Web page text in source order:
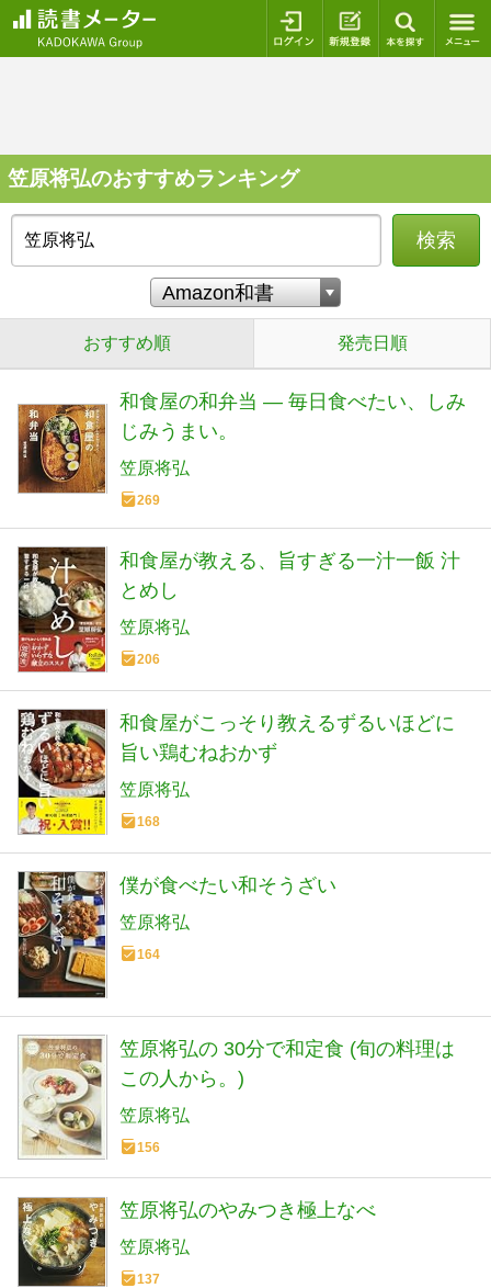
ログイン 新規登録
笠原将弘のおすすめランキング
検索
おすすめ順 発売日順
和食屋の和弁当 ― 毎日食べたい、しみ
じみうまい。
笠原将弘
269
和食屋が教える、旨すぎる一汁一飯 汁
とめし
笠原将弘
206
和食屋がこっそり教えるずるいほどに
旨い鶏むねおかず
笠原将弘
168
僕が食べたい和そうざい
笠原将弘
164
笠原将弘の 30分で和定食 (旬の料理は
この人から。)
笠原将弘
156
笠原将弘のやみつき極上なべ
笠原将弘
137